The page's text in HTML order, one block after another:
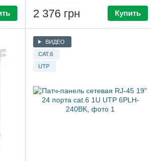
2 376 грн Купить
ВИДЕО
CAT.6
UTP